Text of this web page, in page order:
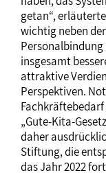
getan“,
wichtig neben
insgesamt
attraktive
Perspektiven.
„Gute-Kita-
daher
Stiftung, die
das Jahr 2022